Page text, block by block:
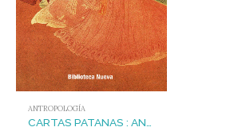
ANTROPOLOGÍA